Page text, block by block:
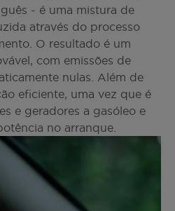
- é uma mistura de
através do processo
O resultado é um
com emissões de
nulas. Além de
eficiente, uma vez que é
e geradores a gasóleo e
no arranque.